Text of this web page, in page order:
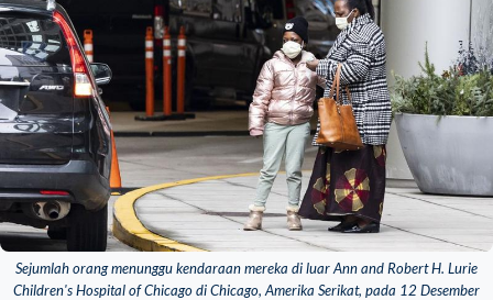
Sejumlah orang menunggu kendaraan mereka di luar Ann and Robert H. Lurie
Children's Hospital of Chicago di Chicago, Amerika Serikat, pada 12 Desember